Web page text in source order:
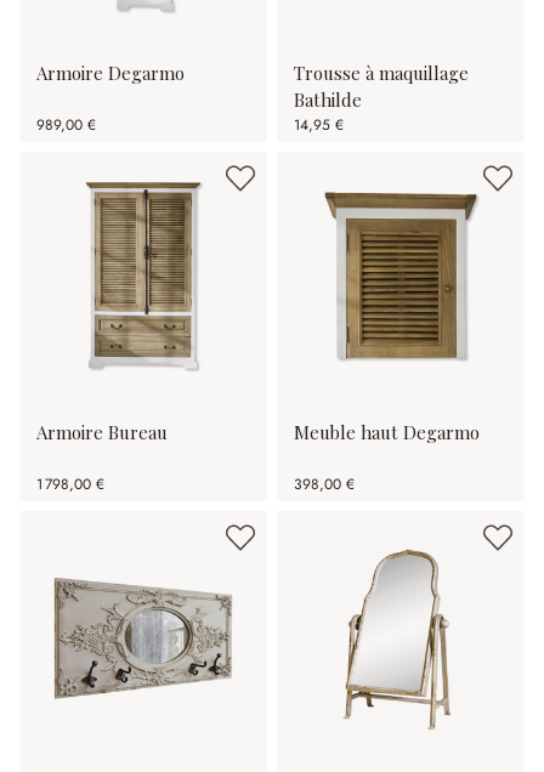
Armoire Degarmo
989,00 €
Trousse à maquillage
Bathilde
14,95 €
Armoire Bureau
1 798,00 €
Meuble haut Degarmo
398,00 €